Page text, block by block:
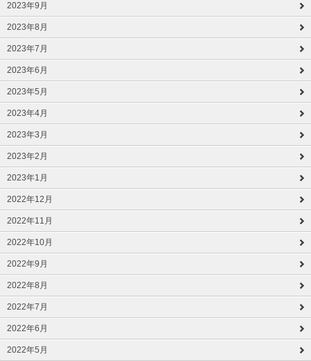
2023年9月
2023年8月
2023年7月
2023年6月
2023年5月
2023年4月
2023年3月
2023年2月
2023年1月
2022年12月
2022年11月
2022年10月
2022年9月
2022年8月
2022年7月
2022年6月
2022年5月